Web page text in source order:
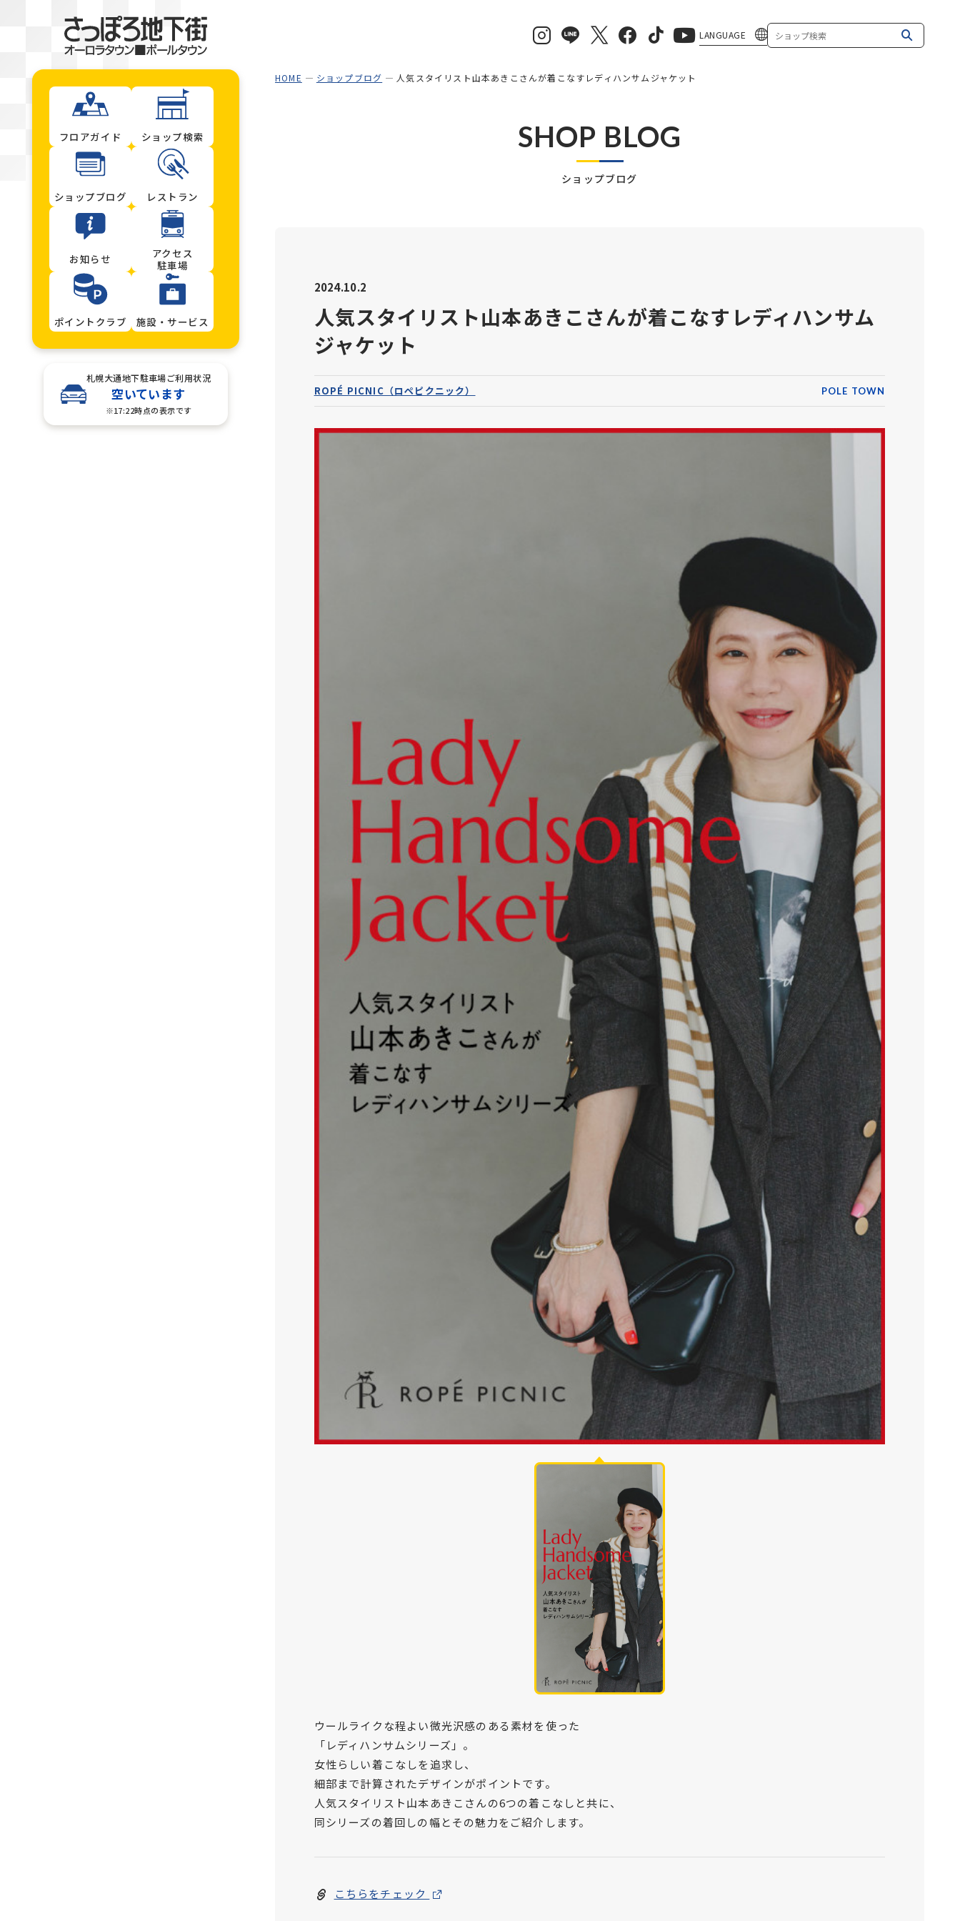
フロアガイド ショップ検索
ショップブログ レストラン
お知らせ
アクセス
駐車場
ポイントクラブ 施設・サービス
札幌大通地下駐車場ご利用状況
空いています
※17:22時点の表示です
LANGUAGE
HOME ショップブログ 人気スタイリスト山本あきこさんが着こなすレディハンサムジャケット
SHOP BLOG
ショップブログ
2024.10.2
人気スタイリスト山本あきこさんが着こなすレディハンサム
ジャケット
ROPÉ PICNIC（ロペピクニック） POLE TOWN
ウールライクな程よい微光沢感のある素材を使った
「レディハンサムシリーズ」。
女性らしい着こなしを追求し、
細部まで計算されたデザインがポイントです。
人気スタイリスト山本あきこさんの6つの着こなしと共に、
同シリーズの着回しの幅とその魅力をご紹介します。
こちらをチェック